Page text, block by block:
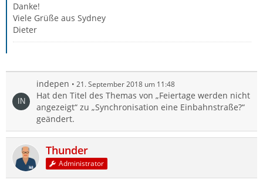
Danke!
Viele Grüße aus Sydney
Dieter
indepen 21. September 2018 um 11:48
Hat den Titel des Themas von „Feiertage werden nicht
angezeigt“ zu „Synchronisation eine Einbahnstraße?“
geändert.
Thunder
Administrator